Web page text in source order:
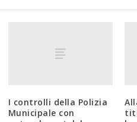
I controlli della Polizia
Municipale con